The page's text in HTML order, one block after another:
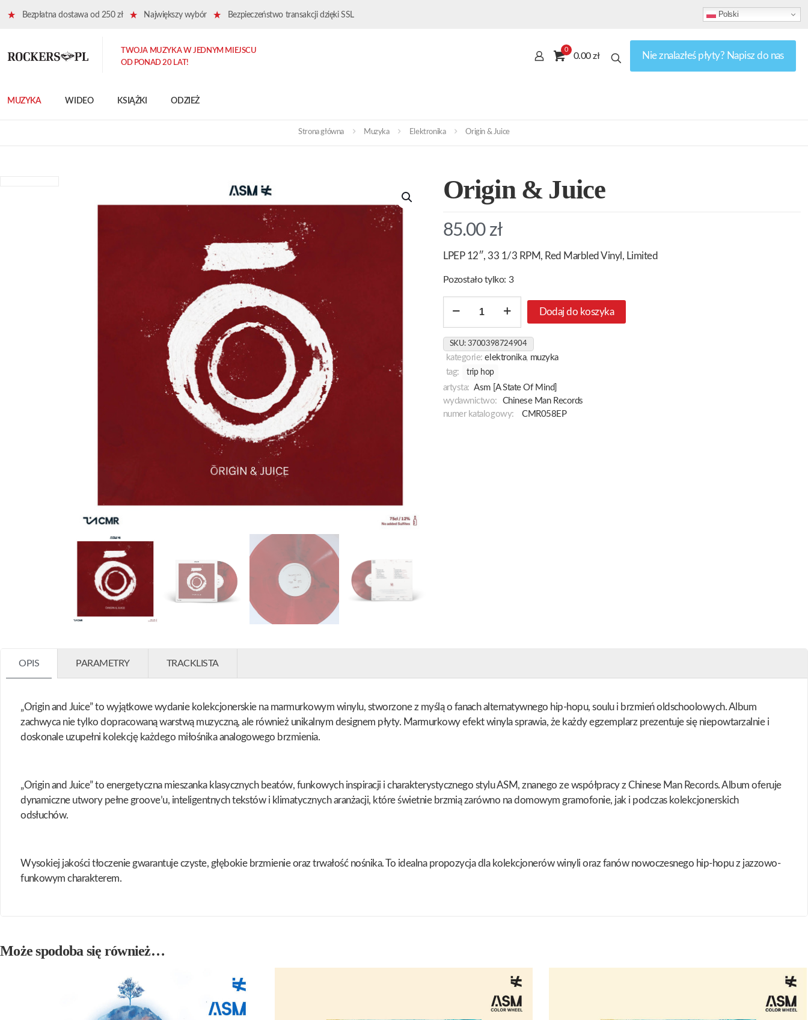
Bezpłatna dostawa od 250 zł Największy wybór Bezpieczeństwo transakcji dzięki SSL Polski
MUZYKA WIDEO KSIĄŻKI ODZIEŻ
TWOJA MUZYKA W JEDNYM MIEJSCU
OD PONAD 20 LAT!
0
0.00 zł Nie znalazłeś płyty? Napisz do nas
Strona główna Muzyka Elektronika Origin & Juice
Origin & Juice
85.00 zł
LPEP 12″, 33 1/3 RPM, Red Marbled Vinyl, Limited
Pozostało tylko: 3
Juice
Dodaj do koszyka
SKU: 3700398724904
kategorie:elektronika, muzyka
tag:
trip hop
artysta: Asm [A State Of Mind]
wydawnictwo:
Chinese Man Records
numer katalogowy:
CMR058EP
OPIS PARAMETRY TRACKLISTA
„Origin and Juice” to wyjątkowe wydanie kolekcjonerskie na marmurkowym winylu, stworzone z myślą o fanach alternatywnego hip-hopu, soulu i brzmień oldschoolowych. Album
zachwyca nie tylko dopracowaną warstwą muzyczną, ale również unikalnym designem płyty. Marmurkowy efekt winyla sprawia, że każdy egzemplarz prezentuje się niepowtarzalnie i
doskonale uzupełni kolekcję każdego miłośnika analogowego brzmienia.
„Origin and Juice” to energetyczna mieszanka klasycznych beatów, funkowych inspiracji i charakterystycznego stylu ASM, znanego ze współpracy z Chinese Man Records. Album oferuje
dynamiczne utwory pełne groove’u, inteligentnych tekstów i klimatycznych aranżacji, które świetnie brzmią zarówno na domowym gramofonie, jak i podczas kolekcjonerskich
odsłuchów.
Wysokiej jakości tłoczenie gwarantuje czyste, głębokie brzmienie oraz trwałość nośnika. To idealna propozycja dla kolekcjonerów winyli oraz fanów nowoczesnego hip-hopu z jazzowo-
funkowym charakterem.
Może spodoba się również…